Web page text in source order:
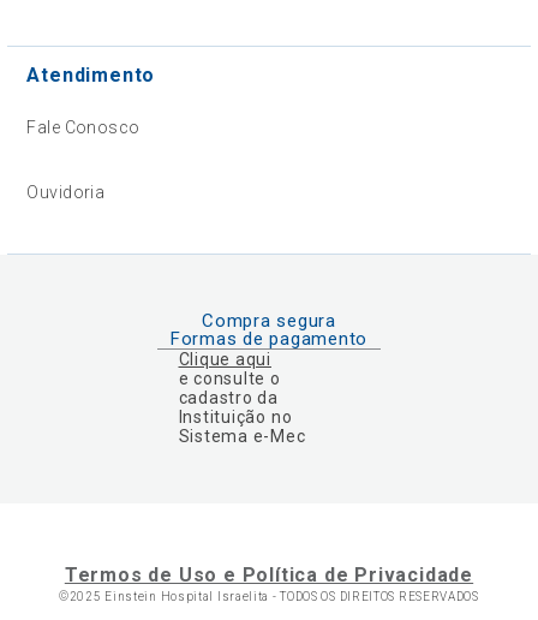
Atendimento
Fale Conosco
Ouvidoria
Compra segura
Formas de pagamento
Clique aqui
e consulte o
cadastro da
Instituição no
Sistema e-Mec
Termos de Uso e Política de Privacidade
©2025 Einstein Hospital Israelita -TODOS OS DIREITOS RESERVADOS